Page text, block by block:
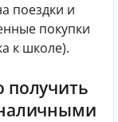
поездки и
покупки
к школе).
получить